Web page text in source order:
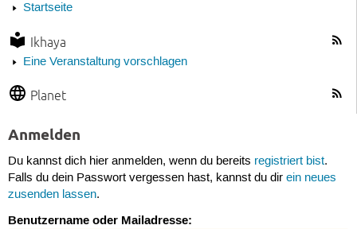
Startseite
Ikhaya
Eine Veranstaltung vorschlagen
Planet
Anmelden
Du kannst dich hier anmelden, wenn du bereits registriert bist.
Falls du dein Passwort vergessen hast, kannst du dir ein neues
zusenden lassen.
Benutzername oder Mailadresse: